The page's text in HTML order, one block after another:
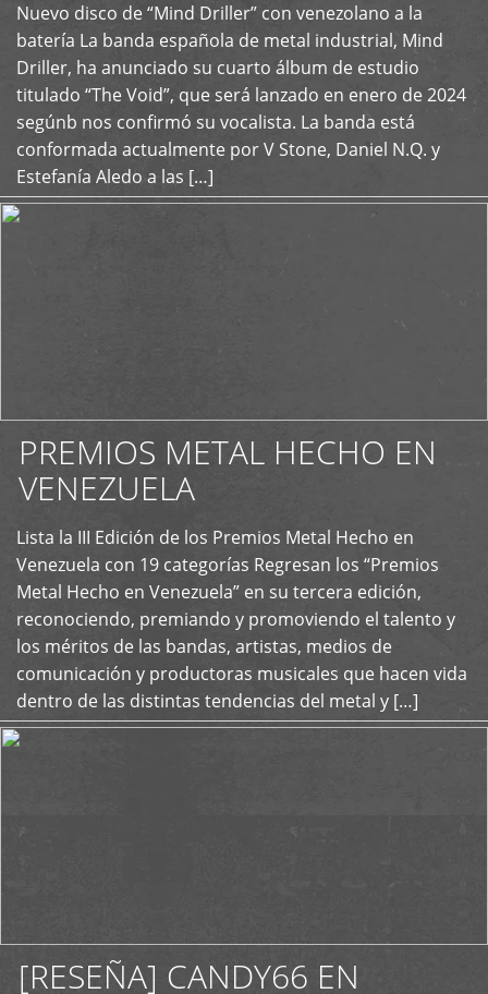
Nuevo disco de “Mind Driller” con venezolano a la
batería La banda española de metal industrial, Mind
Driller, ha anunciado su cuarto álbum de estudio
titulado “The Void”, que será lanzado en enero de 2024
segúnb nos confirmó su vocalista. La banda está
conformada actualmente por V Stone, Daniel N.Q. y
Estefanía Aledo a las […]
+
PREMIOS METAL HECHO EN
VENEZUELA
Lista la III Edición de los Premios Metal Hecho en
Venezuela con 19 categorías Regresan los “Premios
Metal Hecho en Venezuela” en su tercera edición,
reconociendo, premiando y promoviendo el talento y
los méritos de las bandas, artistas, medios de
comunicación y productoras musicales que hacen vida
dentro de las distintas tendencias del metal y […]
+
[RESEÑA] CANDY66 EN